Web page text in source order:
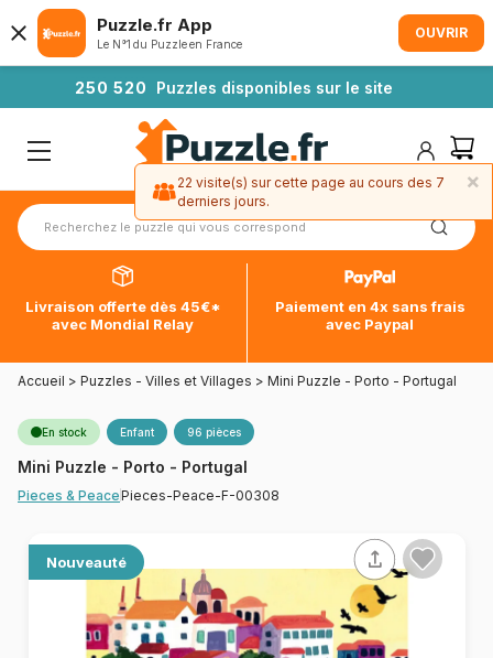
250 520 Puzzles disponibles sur le site
Livraison offerte dès 45€*
avec Mondial Relay
Paiement en 4x sans frais
avec Paypal
Accueil > Puzzles - Villes et Villages > Mini Puzzle - Porto - Portugal
En stock Enfant 96 pièces
Mini Puzzle - Porto - Portugal
Pieces & PeacePieces-Peace-F-00308
Nouveauté
Puzzle.fr App
Le N°1 du Puzzle en France
OUVRIR
×
22 visite(s) sur cette page au cours des 7
derniers jours.